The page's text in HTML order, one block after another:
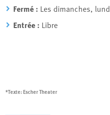
Fermé : Les dimanches,
Entrée : Libre
*Texte: Escher Theater